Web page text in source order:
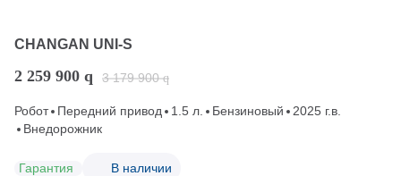
CHANGAN UNI-S
2 259 900 q 3 179 900 q
Робот Передний привод 1.5 л. Бензиновый
2025 г.в.
Внедорожник
Гарантия В наличии